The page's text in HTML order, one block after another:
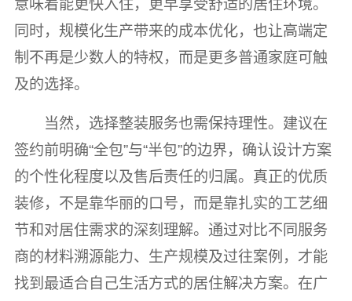
意味着能更快入住，更早享受舒适的居住环境。
同时，规模化生产带来的成本优化，也让高端定
制不再是少数人的特权，而是更多普通家庭可触
及的选择。
当然，选择整装服务也需保持理性。建议在
签约前明确“全包”与“半包”的边界，确认设计方案
的个性化程度以及售后责任的归属。真正的优质
装修，不是靠华丽的口号，而是靠扎实的工艺细
节和对居住需求的深刻理解。通过对比不同服务
商的材料溯源能力、生产规模及过往案例，才能
找到最适合自己生活方式的居住解决方案。在广